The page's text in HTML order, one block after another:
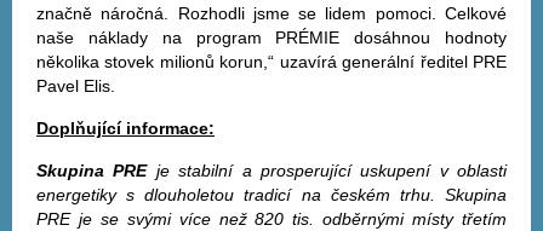
značně náročná. Rozhodli jsme se lidem pomoci. Celkové
naše náklady na program PRÉMIE dosáhnou hodnoty
několika stovek milionů korun,“ uzavírá generální ředitel PRE
Pavel Elis.
Doplňující informace:
Skupina PREje stabilní a prosperující uskupení v oblasti
energetiky s dlouholetou tradicí na českém trhu. Skupina
PRE je se svými více než 820 tis. odběrnými místy třetím